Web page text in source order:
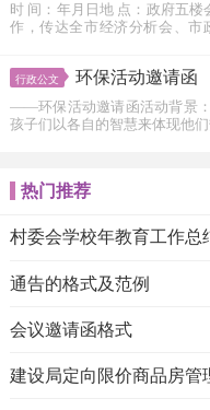
时 间：年月日地 点：政府五
作，传达全市经济分析会、市
行政公文 环保活动邀请函
――环保活动邀请函活动背景
孩子们以各自的智慧来体现他
热门推荐
村委会学校年教育工作总
通告的格式及范例
会议邀请函格式
建设局定向限价商品房管